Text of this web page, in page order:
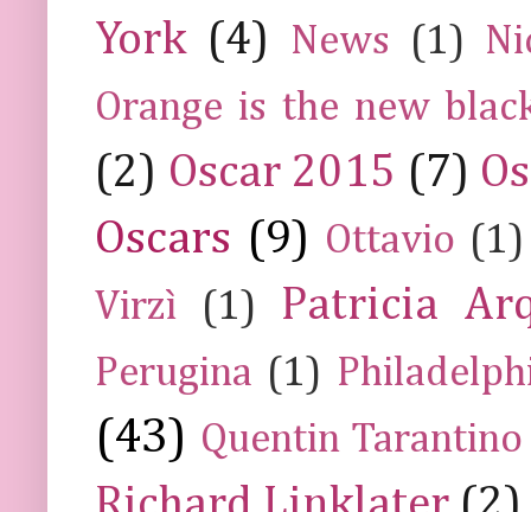
York (4) News (1)
Orange is the new
(2) Oscar 2015 (7)
Oscars (9) Ottavio (1)
Virzì
(1) Patricia
Perugina (1)
(43) Quentin Tarantino